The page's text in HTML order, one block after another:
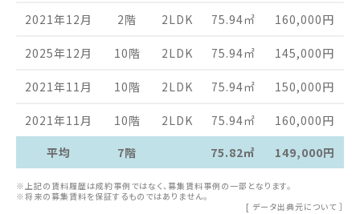
2021年12月 2階 2LDK 75.94㎡ 160,000円
2025年12月 10階 2LDK 75.94㎡ 145,000円
2021年11月 10階 2LDK 75.94㎡ 150,000円
2021年11月 10階 2LDK 75.94㎡ 160,000円
平均
7階 75.82㎡ 149,000円
※上記の賃料履歴は成約事例ではなく、募集賃料事例の一部となります。
※将来の募集賃料を保証するものではありません。
[ データ出典元について ］